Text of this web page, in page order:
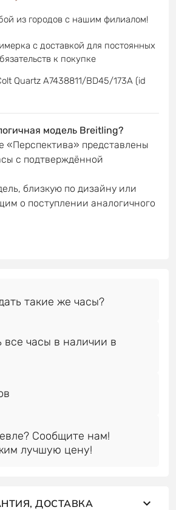
из городов с нашим филиалом!
с доставкой для постоянных
к покупке
Quartz A7438811/BD45/173A (id
модель Breitling?
«Перспектива» представлены
с подтверждённой
близкую по дизайну или
о поступлении аналогичного
все часы в наличии в
Сообщите нам!
ДОСТАВКА